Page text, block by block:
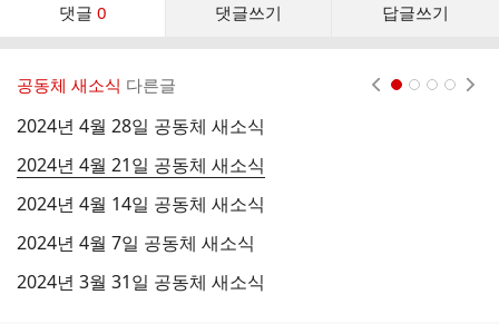
댓글 0 댓글쓰기 답글쓰기
댓
공동체 새소식 다른글
2024년 4월 28일 공동체 새소식
2024년 4월 21일 공동체 새소식
2024년 4월 14일 공동체 새소식
2024년 4월 7일 공동체 새소식
2024년 3월 31일 공동체 새소식